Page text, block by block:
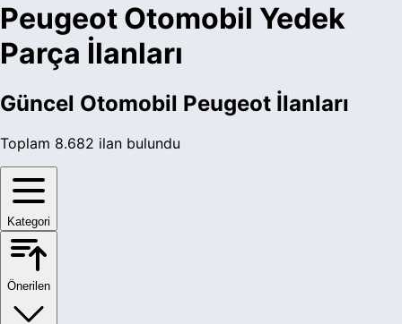
Peugeot Otomobil Yedek
Parça İlanları
Güncel Otomobil Peugeot İlanları
Toplam 8.682 ilan bulundu
Kategori
Önerilen